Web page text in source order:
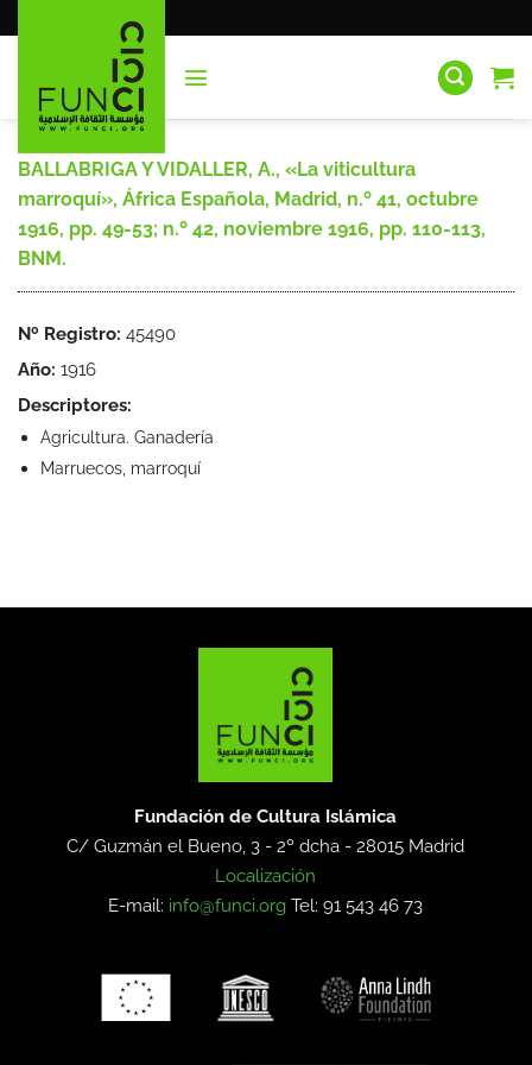
al
BALLABRIGA Y VIDALLER, A., «La viticultura
marroquí», África Española, Madrid, n.º 41, octubre
1916, pp. 49-53; n.º 42, noviembre 1916, pp. 110-113,
BNM.
Nº Registro: 45490
Año: 1916
Descriptores:
Agricultura. Ganadería
Marruecos, marroquí
Fundación de Cultura Islámica
C/ Guzmán el Bueno, 3 - 2º dcha -28015 Madrid
Localización
E-mail: info@funci.org Tel: 91 543 46 73